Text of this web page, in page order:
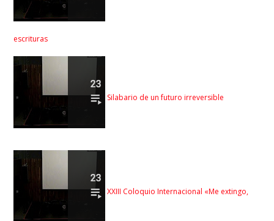
escrituras
Silabario de un futuro irreversible
XXIII Coloquio Internacional «Me extingo,